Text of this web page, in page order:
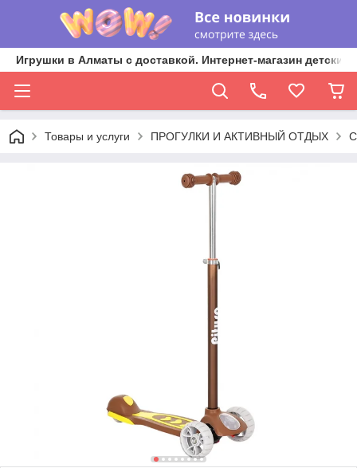
Игрушки в Алматы с доставкой. Интернет-магазин
Товары и услуги ПРОГУЛКИ И АКТИВНЫЙ ОТДЫХ